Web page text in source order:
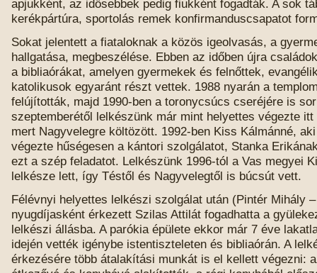
apjukként, az idősebbek pedig fiukként fogadták. A sok
kerékpártúra, sportolás remek konfirmanduscsapatot
Sokat jelentett a fiataloknak a közös igeolvasás, a
hallgatása, megbeszélése. Ebben az időben újra
a bibliaórákat, amelyen gyermekek és felnőttek,
katolikusok egyaránt részt vettek. 1988 nyarán a
felújították, majd 1990-ben a toronycsúcs cseréjére is
szeptemberétől lelkészünk már mint helyettes végezte
mert Nagyvelegre költözött. 1992-ben Kiss Kálmánné,
végezte hűségesen a kántori szolgálatot, Stanka
ezt a szép feladatot. Lelkészünk 1996-tól a Vas megyei
lelkésze lett, így Téstől és Nagyvelegtől is búcsút vett.
Félévnyi helyettes lelkészi szolgálat után (Pintér Mihály
nyugdíjasként érkezett Szilas Attilát fogadhatta a
lelkészi állásba. A parókia épülete ekkor már 7 éve
idején vették igénybe istentiszteleten és bibliaórán. A
érkezésére több átalakítási munkát is el kellett végezni: